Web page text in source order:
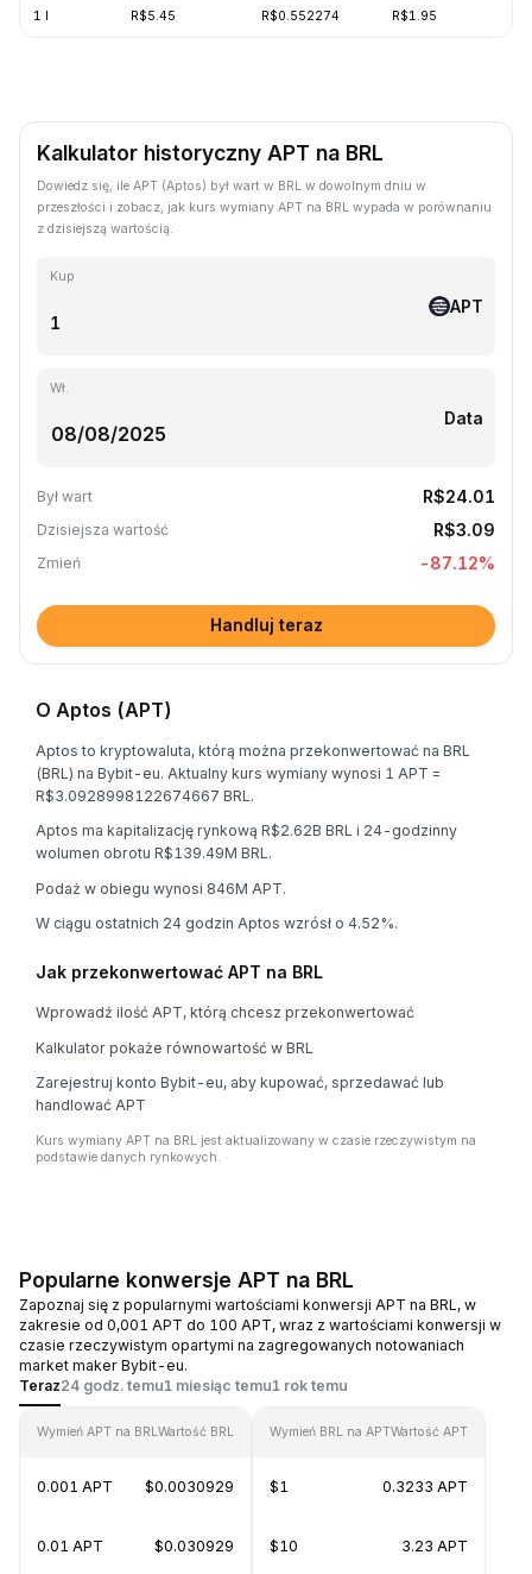
1 l R$5.45 R$0.552274 R$1.95
Kalkulator historyczny APT na BRL
Dowiedz się, ile APT (Aptos) był wart w BRL w dowolnym dniu w
przeszłości i zobacz, jak kurs wymiany APT na BRL wypada w porównaniu
z dzisiejszą wartością.
Kup
APT
Wł.
Data
Był wart R$24.01
Dzisiejsza wartość R$3.09
Zmień -87.12%
Handluj teraz
O Aptos (APT)
Aptos to kryptowaluta, którą można przekonwertować na BRL
(BRL) na Bybit-eu. Aktualny kurs wymiany wynosi 1 APT =
R$3.0928998122674667 BRL.
Aptos ma kapitalizację rynkową R$2.62B BRL i 24-godzinny
wolumen obrotu R$139.49M BRL.
Podaż w obiegu wynosi 846M APT.
W ciągu ostatnich 24 godzin Aptos wzrósł o 4.52%.
Jak przekonwertować APT na BRL
Wprowadź ilość APT, którą chcesz przekonwertować
Kalkulator pokaże równowartość w BRL
Zarejestruj konto Bybit-eu, aby kupować, sprzedawać lub
handlować APT
Kurs wymiany APT na BRL jest aktualizowany w czasie rzeczywistym na
podstawie danych rynkowych.
Popularne konwersje APT na BRL
Zapoznaj się z popularnymi wartościami konwersji APT na BRL, w
zakresie od 0,001 APT do 100 APT, wraz z wartościami konwersji w
czasie rzeczywistym opartymi na zagregowanych notowaniach
market maker Bybit-eu.
Teraz24 godz. temu1 miesiąc temu1 rok temu
Wymień APT na BRLWartość BRL
0.001 APT $0.0030929
0.01 APT $0.030929
Wymień BRL na APTWartość APT
$1 0.3233 APT
$10 3.23 APT